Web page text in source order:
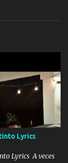
Lyrics
Lyrics A veces